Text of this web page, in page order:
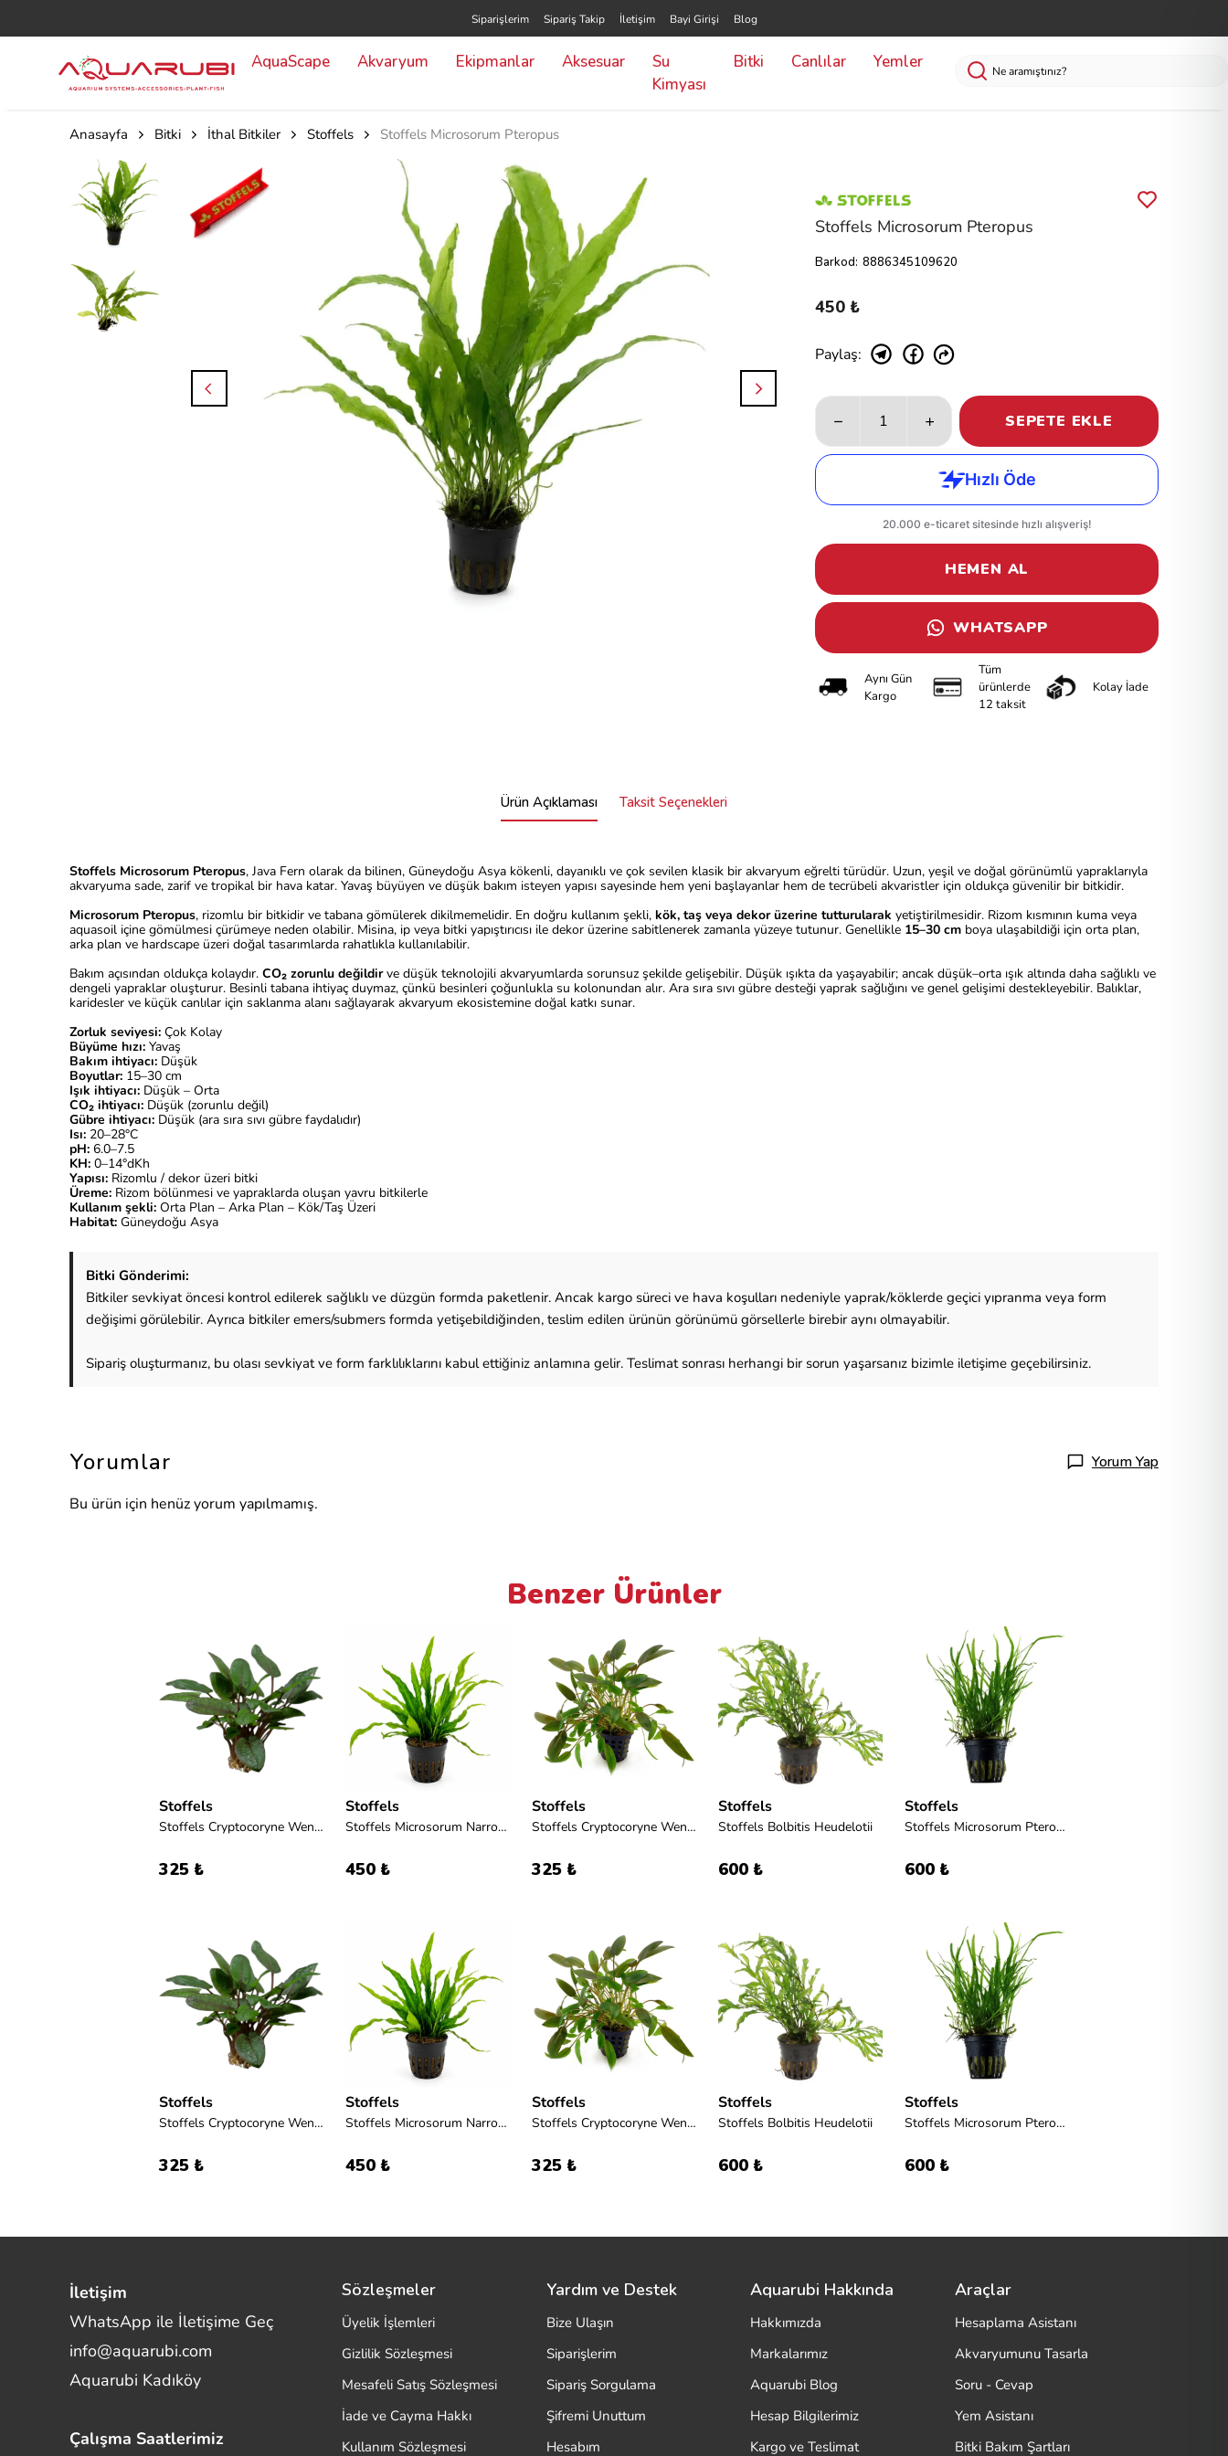
Siparişlerim Sipariş Takip İletişim Bayi Girişi Blog
AquaScape Akvaryum Ekipmanlar Aksesuar
Su
Kimyası
Bitki Canlılar Yemler
Anasayfa Bitki İthal Bitkiler Stoffels Stoffels Microsorum Pteropus
Stoffels Microsorum Pteropus
Barkod: 8886345109620
450 ₺
Paylaş:
SEPETE EKLE
HEMEN AL
WHATSAPP
Aynı Gün
Kargo
Tüm
ürünlerde
12 taksit
Kolay İade
Ürün Açıklaması Taksit Seçenekleri
Stoffels Microsorum Pteropus, Java Fern olarak da bilinen, Güneydoğu Asya kökenli, dayanıklı ve çok sevilen klasik bir akvaryum eğrelti türüdür. Uzun, yeşil ve doğal görünümlü yapraklarıyla
akvaryuma sade, zarif ve tropikal bir hava katar. Yavaş büyüyen ve düşük bakım isteyen yapısı sayesinde hem yeni başlayanlar hem de tecrübeli akvaristler için oldukça güvenilir bir bitkidir.
Microsorum Pteropus, rizomlu bir bitkidir ve tabana gömülerek dikilmemelidir. En doğru kullanım şekli, kök, taş veya dekor üzerine tutturularak yetiştirilmesidir. Rizom kısmının kuma veya
aquasoil içine gömülmesi çürümeye neden olabilir. Misina, ip veya bitki yapıştırıcısı ile dekor üzerine sabitlenerek zamanla yüzeye tutunur. Genellikle 15–30 cm boya ulaşabildiği için orta plan,
arka plan ve hardscape üzeri doğal tasarımlarda rahatlıkla kullanılabilir.
Bakım açısından oldukça kolaydır. CO₂ zorunlu değildirve düşük teknolojili akvaryumlarda sorunsuz şekilde gelişebilir. Düşük ışıkta da yaşayabilir; ancak düşük–orta ışık altında daha sağlıklı ve
dengeli yapraklar oluşturur. Besinli tabana ihtiyaç duymaz, çünkü besinleri çoğunlukla su kolonundan alır. Ara sıra sıvı gübre desteği yaprak sağlığını ve genel gelişimi destekleyebilir. Balıklar,
karidesler ve küçük canlılar için saklanma alanı sağlayarak akvaryum ekosistemine doğal katkı sunar.
Zorluk seviyesi: Çok Kolay
Büyüme hızı: Yavaş
Bakım ihtiyacı: Düşük
Boyutlar: 15–30 cm
Işık ihtiyacı: Düşük – Orta
CO₂ ihtiyacı: Düşük (zorunlu değil)
Gübre ihtiyacı: Düşük (ara sıra sıvı gübre faydalıdır)
Isı: 20–28°C
pH: 6.0–7.5
KH: 0–14°dKh
Yapısı: Rizomlu / dekor üzeri bitki
Üreme: Rizom bölünmesi ve yapraklarda oluşan yavru bitkilerle
Kullanım şekli: Orta Plan – Arka Plan – Kök/Taş Üzeri
Habitat: Güneydoğu Asya
Bitki Gönderimi:
Bitkiler sevkiyat öncesi kontrol edilerek sağlıklı ve düzgün formda paketlenir. Ancak kargo süreci ve hava koşulları nedeniyle yaprak/köklerde geçici yıpranma veya form
değişimi görülebilir. Ayrıca bitkiler emers/submers formda yetişebildiğinden, teslim edilen ürünün görünümü görsellerle birebir aynı olmayabilir.
Sipariş oluşturmanız, bu olası sevkiyat ve form farklılıklarını kabul ettiğiniz anlamına gelir. Teslimat sonrası herhangi bir sorun yaşarsanız bizimle iletişime geçebilirsiniz.
Yorumlar Yorum Yap
Bu ürün için henüz yorum yapılmamış.
Benzer Ürünler
Stoffels
Stoffels Cryptocoryne Wendtii 'Tropica'
325 ₺
Stoffels
Stoffels Microsorum Narrow Leaf
450 ₺
Stoffels
Stoffels Cryptocoryne Wendtii Brown
325 ₺
Stoffels
Stoffels Bolbitis Heudelotii
600 ₺
Stoffels
Stoffels Microsorum Pteropus 'Trident'
600 ₺
Stoffels
Stoffels Cryptocoryne Wendtii 'Tropica'
325 ₺
Stoffels
Stoffels Microsorum Narrow Leaf
450 ₺
Stoffels
Stoffels Cryptocoryne Wendtii Brown
325 ₺
Stoffels
Stoffels Bolbitis Heudelotii
600 ₺
Stoffels
Stoffels Microsorum Pteropus 'Trident'
600 ₺
Sözleşmeler
Üyelik İşlemleri
Gizlilik Sözleşmesi
Mesafeli Satış Sözleşmesi
İade ve Cayma Hakkı
Kullanım Sözleşmesi
Yardım ve Destek
Bize Ulaşın
Siparişlerim
Sipariş Sorgulama
Şifremi Unuttum
Hesabım
Aquarubi Hakkında
Hakkımızda
Markalarımız
Aquarubi Blog
Hesap Bilgilerimiz
Kargo ve Teslimat
Araçlar
Hesaplama Asistanı
Akvaryumunu Tasarla
Soru - Cevap
Yem Asistanı
Bitki Bakım Şartları
İletişim
WhatsApp ile İletişime Geç
info@aquarubi.com
Aquarubi Kadıköy
Çalışma Saatlerimiz
Merhaba! Size nasıl yardımcı
olabilirim?